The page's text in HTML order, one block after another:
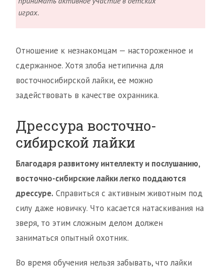
играх.
Отношение к незнакомцам — настороженное и
сдержанное. Хотя злоба нетипична для
восточносибирской лайки, ее можно
задействовать в качестве охранника.
Дрессура восточно-
сибирской лайки
Благодаря развитому интеллекту и послушанию,
восточно-сибирские лайки легко поддаются
дрессуре. Справиться с активным животным под
силу даже новичку. Что касается натаскивания на
зверя, то этим сложным делом должен
заниматься опытный охотник.
Во время обучения нельзя забывать, что лайки